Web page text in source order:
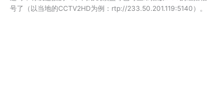
号了（以当地的CCTV2HD为例：rtp://233.50.201.119:5140）。